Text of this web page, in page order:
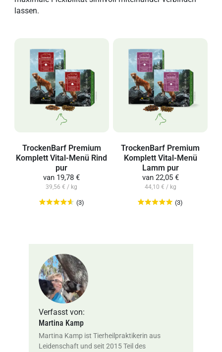
lassen.
TrockenBarf Premium
Komplett Vital-Menü Rind
pur
van 19,78 €
39,56 € / kg
(3)
TrockenBarf Premium
Komplett Vital-Menü
Lamm pur
van22,05 €
44,10 € / kg
(3)
Verfasst von:
Martina Kamp
Martina Kamp ist Tierheilpraktikerin aus
Leidenschaft und seit 2015 Teil des